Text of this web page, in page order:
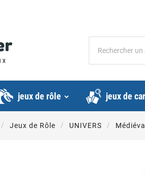
jeux de rôle jeux de
Jeux de Rôle UNIVERS